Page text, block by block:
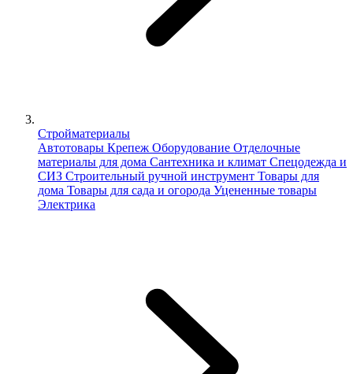
Стройматериалы
Автотовары Крепеж Оборудование Отделочные
материалы для дома Сантехника и климат Спецодежда и
СИЗ Строительный ручной инструмент Товары для
дома Товары для сада и огорода Уцененные товары
Электрика